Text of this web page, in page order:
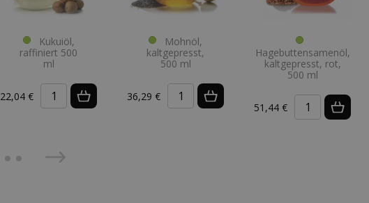
Kukuiöl,
raffiniert 500
ml
22,04 €
Mohnöl,
kaltgepresst,
500 ml
36,29 €
Hagebuttensamenöl,
kaltgepresst, rot,
500 ml
51,44 €